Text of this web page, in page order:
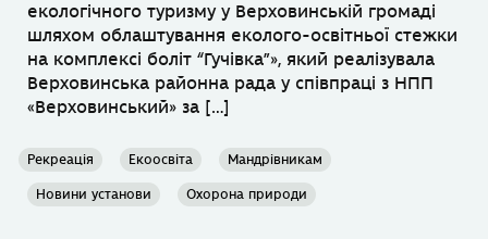
екологічного туризму у Верховинській громаді
шляхом облаштування еколого-освітньої стежки
на комплексі боліт “Гучівка”», який реалізувала
Верховинська районна рада у співпраці з НПП
«Верховинський» за […]
Рекреація Екоосвіта Мандрівникам
Новини установи Охорона природи